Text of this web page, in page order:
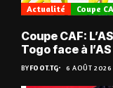
Actualité Coupe
Coupe CAF:
Togo face à
du Niger
BYFOOT.TG 6 AOÛT 2026